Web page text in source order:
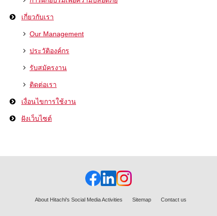
เกี่ยวกับเรา
Our Management
ประวัติองค์กร
รับสมัครงาน
ติดต่อเรา
เงื่อนไขการใช้งาน
ฝังเว็บไซต์
About Hitachi's Social Media Activities Sitemap Contact us